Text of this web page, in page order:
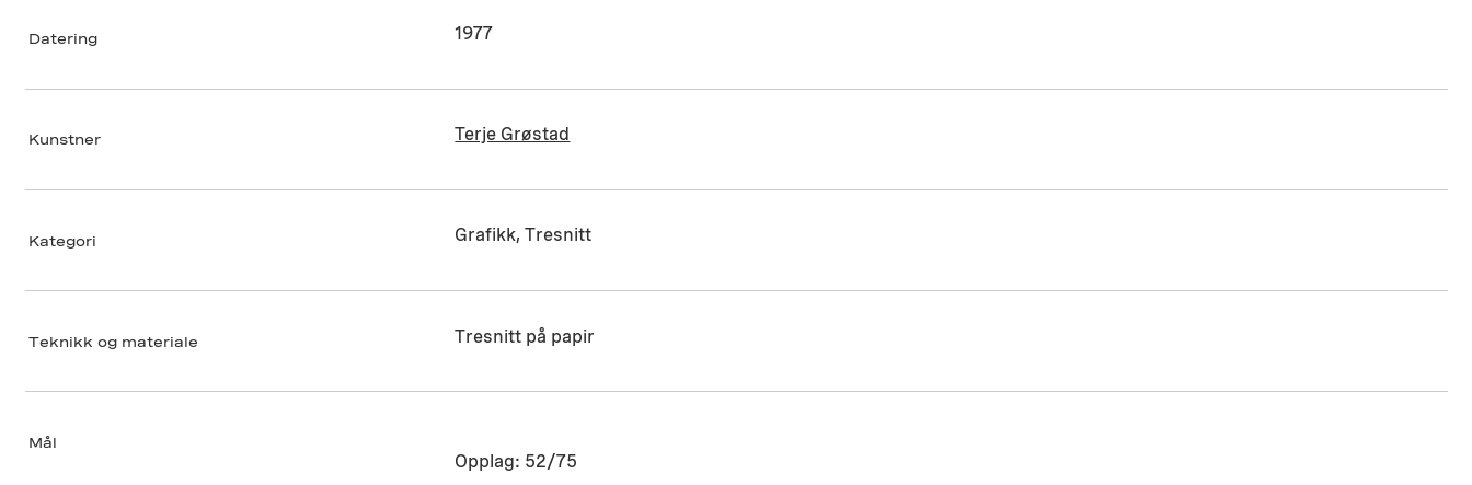
Datering 1977
Kunstner Terje Grøstad
Kategori Grafikk, Tresnitt
Teknikk og materiale Tresnitt på papir
Mål
Opplag: 52/75